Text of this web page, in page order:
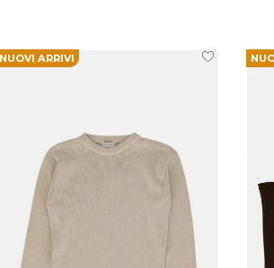
NUOVI ARRIVI